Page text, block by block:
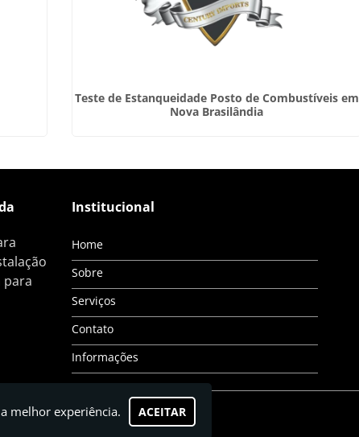
Teste de Estanqueidade Posto de Combustíveis em
Nova Brasilândia
para
Institucional
Home
Sobre
Serviços
Contato
Informações
melhor experiência. ACEITAR